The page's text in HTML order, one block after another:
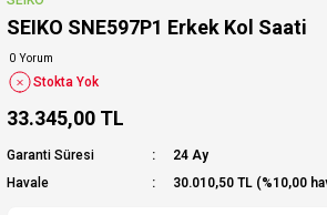
SEIKO SNE597P1 Erkek Kol Saati
0 Yorum
Stokta Yok
33.345,00 TL
Garanti Süresi
24 Ay
Havale
30.010,50 TL (%10,00